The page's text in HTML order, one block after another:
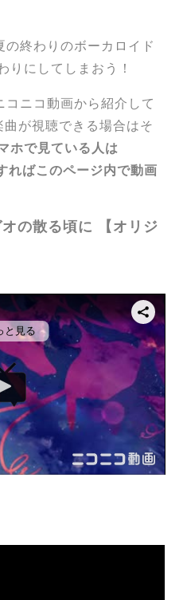
終わりのボーカロイド
りにしてしまおう！
ニコ動画から紹介して
が視聴できる場合はそ
ホで見ている人は
ばこのページ内で動画
オの散る頃に 【オリジ